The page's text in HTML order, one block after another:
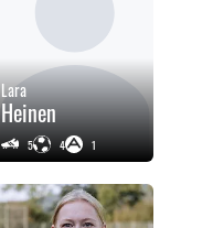
Lara
Heinen
5 4 1